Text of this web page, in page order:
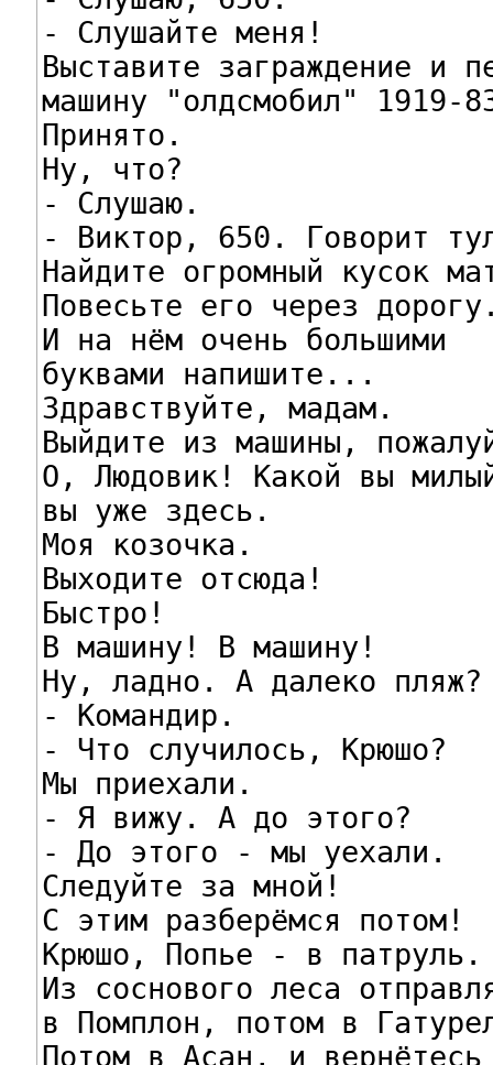
- Слушайте меня!
Выставите заграждение и
машину "олдсмобил" 1919-
Принято.
Ну, что?
- Слушаю.
- Виктор, 650. Говорит
Найдите огромный кусок
Повесьте его через
И на нём очень большими
буквами напишите...
Здравствуйте, мадам.
Выйдите из машины,
О, Людовик! Какой вы
вы уже здесь.
Моя козочка.
Выходите отсюда!
Быстро!
В машину! В машину!
Ну, ладно. А далеко пляж?
- Командир.
- Что случилось, Крюшо?
Мы приехали.
- Я вижу. А до этого?
- До этого - мы уехали.
Следуйте за мной!
С этим разберёмся потом!
Крюшо, Попье - в патруль.
Из соснового леса
в Помплон, потом в
Потом в Асан, и вернётесь